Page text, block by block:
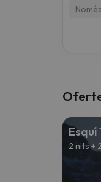
Esquí
2 nits +